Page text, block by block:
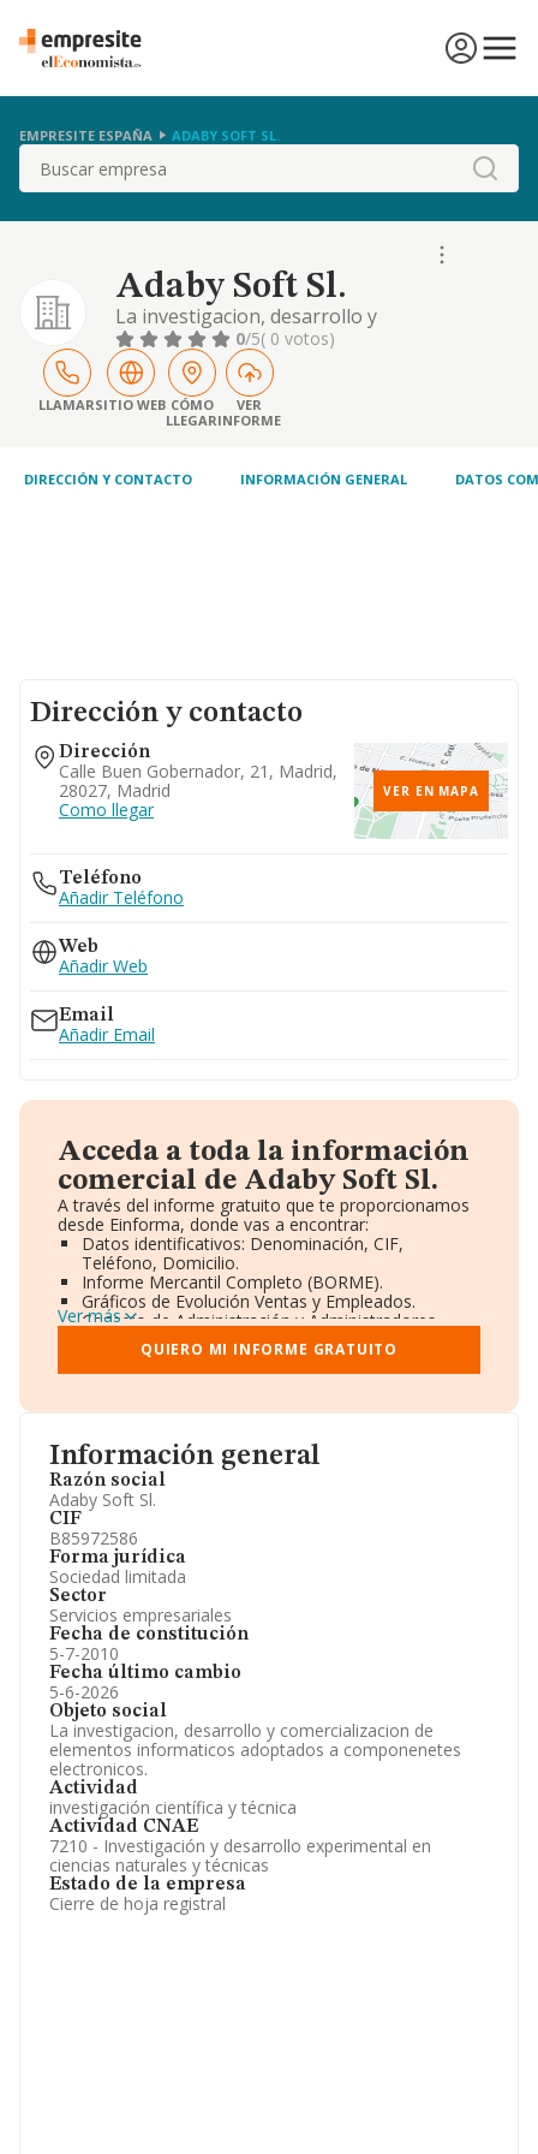
EMPRESITE ESPAÑA ADABY SOFT SL.
Buscar
Adaby Soft Sl.
La investigacion, desarrollo y
comercializacion de elementos informaticos
adoptados a componenetes electronicos.
0/5( 0 votos)
LLAMARSITIO WEB CÓMO
LLEGAR
VER
INFORME
DIRECCIÓN Y CONTACTO INFORMACIÓN GENERAL DATOS
Información general
Razón social
Adaby Soft Sl.
CIF
B85972586
Forma jurídica
Sociedad limitada
Sector
Servicios empresariales
Fecha de constitución
5-7-2010
Fecha último cambio
5-6-2026
Objeto social
La investigacion, desarrollo y comercializacion de
elementos informaticos adoptados a componenetes
electronicos.
Actividad
investigación científica y técnica
Actividad CNAE
7210 - Investigación y desarrollo experimental en
ciencias naturales y técnicas
Estado de la empresa
Cierre de hoja registral
Dirección y contacto
Dirección
Calle Buen Gobernador, 21, Madrid,
28027, Madrid
Como llegar
VER EN MAPA
Teléfono
Añadir Teléfono
Web
Añadir Web
Email
Añadir Email
Acceda a toda la información
comercial de Adaby Soft Sl.
A través del informe gratuito que te proporcionamos
desde Einforma, donde vas a encontrar:
Datos identificativos: Denominación, CIF,
Teléfono, Domicilio.
Informe Mercantil Completo (BORME).
Gráficos de Evolución Ventas y Empleados.
Consejo de Administración y Administradores.
Directivos y Ejecutivos.
Accionistas.
Participaciones y Vinculaciones en otras empresas.
Información oficial y registral complementaria.
Ver más
QUIERO MI INFORME GRATUITO